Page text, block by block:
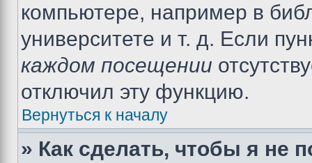
компьютере, например в
университете и т. д. Если
каждом посещении
отключил эту функцию.
Вернуться к началу
» Как сделать, чтобы я не